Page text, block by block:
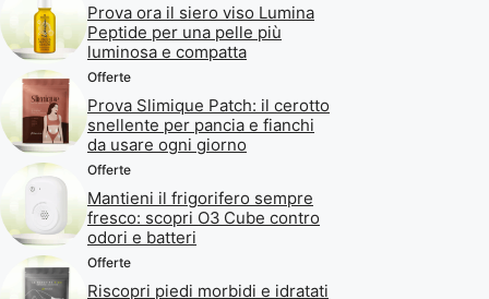
Prova ora il siero viso Lumina
Peptide per una pelle più
luminosa e compatta
Offerte
Prova Slimique Patch: il cerotto
snellente per pancia e fianchi
da usare ogni giorno
Offerte
Mantieni il frigorifero sempre
fresco: scopri O3 Cube contro
odori e batteri
Offerte
Riscopri piedi morbidi e idratati